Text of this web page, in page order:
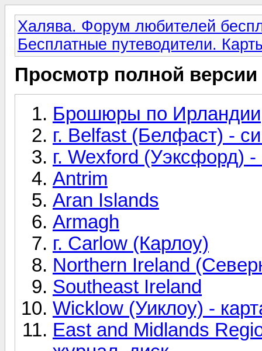
Халява. Форум любителей
Бесплатные путеводители.
Просмотр полной
Брошюры по Ирландии
г. Belfast (Белфаст) -
г. Wexford (Уэксфорд)
Antrim
Aran Islands
Armagh
г. Carlow (Карлоу)
Northern Ireland
Southeast Ireland
Wicklow (Уиклоу) -
East and Midlands